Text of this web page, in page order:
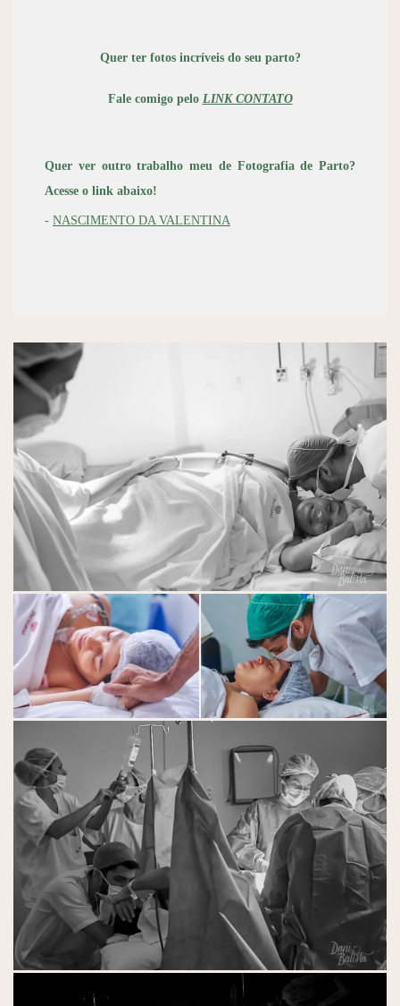
Quer ter fotos incríveis do seu parto?
Fale comigo pelo LINK CONTATO
Quer ver outro trabalho meu de Fotografia de Parto?
Acesse o link abaixo!
- NASCIMENTO DA VALENTINA